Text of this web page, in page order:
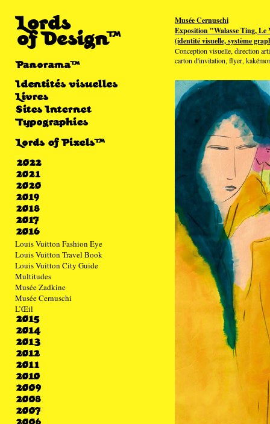
Louis Vuitton Fashion Eye
Louis Vuitton Travel Book
Louis Vuitton City Guide
Multitudes
Musée Zadkine
Musée Cernuschi
L’Œil
Musée Cernuschi
Exposition "Walasse Ting, Le
(identité visuelle, système
Conception visuelle, direction
carton d'invitation, flyer,